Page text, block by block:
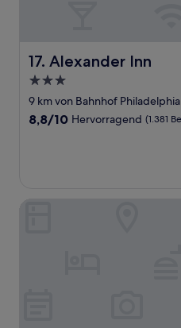
17. Alexander Inn
Alexander Inn
3.0-
Sterne-
Unterkunft
9 km von Bahnhof
8.8
8,8/10 Hervorragend (1.381